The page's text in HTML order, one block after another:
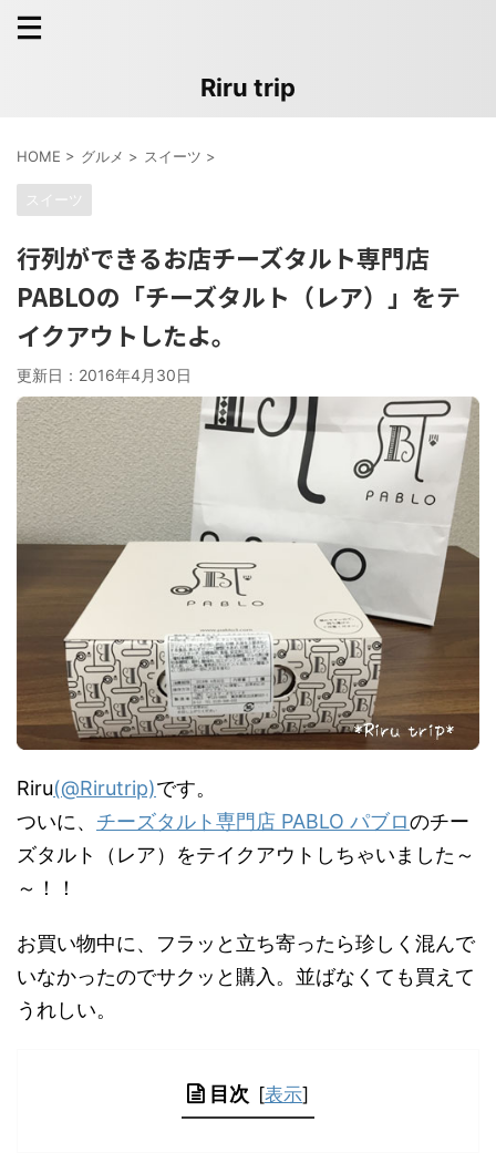
Riru trip
HOME > グルメ > スイーツ >
スイーツ
行列ができるお店チーズタルト専門店
PABLOの「チーズタルト（レア）」をテ
イクアウトしたよ。
更新日： 2016年4月30日
Riru(@Rirutrip)です。
ついに、 チーズタルト専門店 PABLO パブロのチー
ズタルト（レア）をテイクアウトしちゃいました～
～！！
お買い物中に、フラッと立ち寄ったら珍しく混んで
いなかったのでサクッと購入。並ばなくても買えて
うれしい。
目次 [表示]